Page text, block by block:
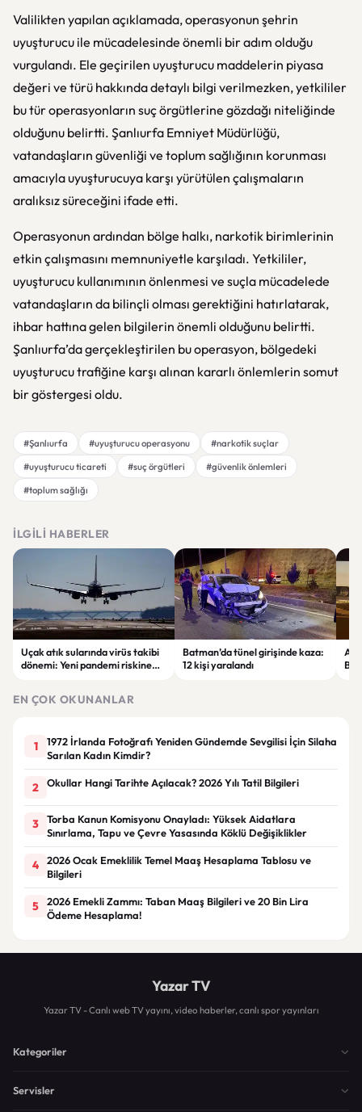
Valilikten yapılan açıklamada, operasyonun şehrin
uyuşturucu ile mücadelesinde önemli bir adım olduğu
vurgulandı. Ele geçirilen uyuşturucu maddelerin piyasa
değeri ve türü hakkında detaylı bilgi verilmezken, yetkililer
bu tür operasyonların suç örgütlerine gözdağı niteliğinde
olduğunu belirtti. Şanlıurfa Emniyet Müdürlüğü,
vatandaşların güvenliği ve toplum sağlığının korunması
amacıyla uyuşturucuya karşı yürütülen çalışmaların
aralıksız süreceğini ifade etti.
Operasyonun ardından bölge halkı, narkotik birimlerinin
etkin çalışmasını memnuniyetle karşıladı. Yetkililer,
uyuşturucu kullanımının önlenmesi ve suçla mücadelede
vatandaşların da bilinçli olması gerektiğini hatırlatarak,
ihbar hattına gelen bilgilerin önemli olduğunu belirtti.
Şanlıurfa’da gerçekleştirilen bu operasyon, bölgedeki
uyuşturucu trafiğine karşı alınan kararlı önlemlerin somut
bir göstergesi oldu.
#Şanlıurfa #uyuşturucu operasyonu
#narkotik suçlar
#uyuşturucu ticareti
#suç örgütleri
#güvenlik önlemleri
#toplum sağlığı
İLGILI HABERLER
Uçak atık sularında virüs takibi
dönemi: Yeni pandemi riskine
Batman’da tünel girişinde kaza:
12 kişi yaralandı
EN ÇOK OKUNANLAR
1
1972 İrlanda Fotoğrafı Yeniden Gündemde Sevgilisi İçin Silaha
Sarılan Kadın Kimdir?
2 Okullar Hangi Tarihte Açılacak? 2026 Yılı Tatil Bilgileri
3
Torba Kanun Komisyonu Onayladı: Yüksek Aidatlara
Sınırlama, Tapu ve Çevre Yasasında Köklü Değişiklikler
4
2026 Ocak Emeklilik Temel Maaş Hesaplama Tablosu ve
Bilgileri
5
2026 Emekli Zammı: Taban Maaş Bilgileri ve 20 Bin Lira
Ödeme Hesaplama!
Yazar TV
Yazar TV - Canlı web TV yayını, video haberler, canlı spor yayınları
Kategoriler
Servisler